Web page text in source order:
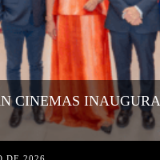
CINEMAS